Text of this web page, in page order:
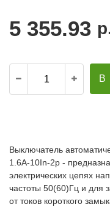
5 355.93
В
Выключатель
1.6А-10In-2р -
электрических цепях
частоты 50(60)Гц и для
от токов короткого